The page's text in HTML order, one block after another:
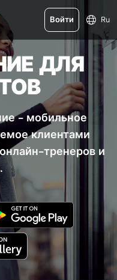
Войти Ru
ДЛЯ
- мобильное
клиентами
тренеров и